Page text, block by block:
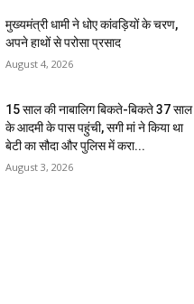
मुख्यमंत्री धामी ने धोए कांवड़ियों के चरण,
अपने हाथों से परोसा प्रसाद
August 4, 2026
15 साल की नाबालिग बिकते-बिकते 37 साल
के आदमी के पास पहुंची, सगी मां ने किया था
बेटी का सौदा और पुलिस में करा...
August 3, 2026